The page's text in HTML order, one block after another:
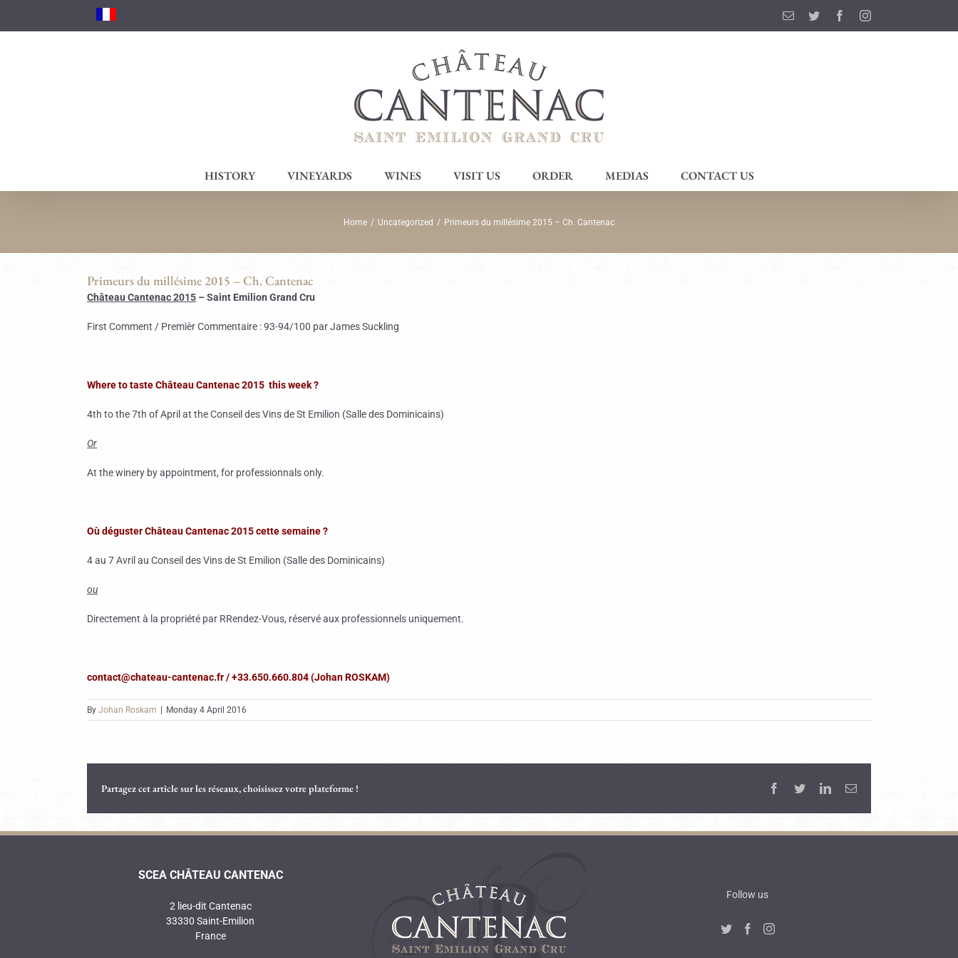
EmailTwitter FacebookInstagram
HISTORY VINEYARDS WINES VISIT US ORDER MEDIAS CONTACT US
Home / Uncategorized / Primeurs du millésime 2015 – Ch. Cantenac
Primeurs du millésime 2015 – Ch. Cantenac
Château Cantenac 2015 – Saint Emilion Grand Cru
First Comment / Premièr Commentaire :93-94/100 par James Suckling
Where to taste Château Cantenac 2015 this week ?
4th to the 7th of April at the Conseil des Vins de St Emilion (Salle des Dominicains)
Or
At the winery by appointment, for professionnals only.
Où déguster Château Cantenac 2015 cette semaine ?
4 au 7 Avril au Conseil des Vins de St Emilion (Salle des Dominicains)
ou
Directement à la propriété par RRendez-Vous, réservé aux professionnels uniquement.
contact@chateau-cantenac.fr / +33.650.660.804 (Johan ROSKAM)
By Johan Roskam Monday 4 April 2016
Partagez cet article sur les réseaux, choisissez votre plateforme ! Facebook
TwitterLinkedInEmail
SCEA CHÂTEAU CANTENAC
2 lieu-dit Cantenac
33330 Saint-Emilion
France
Follow us